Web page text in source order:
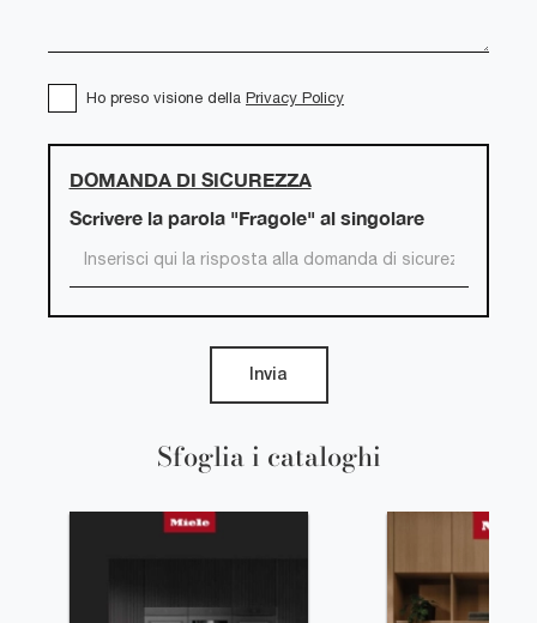
Sfoglia i cataloghi
Ho preso visione della Privacy Policy
DOMANDA DI SICUREZZA
Scrivere la parola "Fragole" al singolare
Invia